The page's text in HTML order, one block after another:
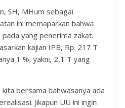
SH, MHum sebagai
ini memaparkan bahwa
yang penerima zakat.
kajian IPB, Rp. 217 T
1 %, yakni, 2,1 T yang
bersama bahwasanya ada
Jikapun UU ini ingin